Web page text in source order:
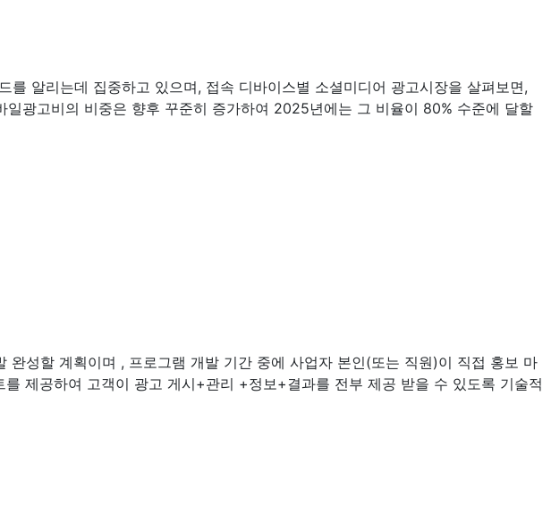
알리는데 집중하고 있으며, 접속 디바이스별 소셜미디어 광고시장을 살펴보면,
광고비의 비중은 향후 꾸준히 증가하여 2025년에는 그 비율이 80% 수준에 달할
성할 계획이며 , 프로그램 개발 기간 중에 사업자 본인(또는 직원)이 직접 홍보 마
제공하여 고객이 광고 게시+관리 +정보+결과를 전부 제공 받을 수 있도록 기술적